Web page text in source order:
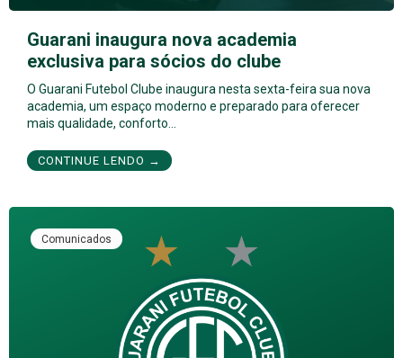
Guarani inaugura nova academia
exclusiva para sócios do clube
O Guarani Futebol Clube inaugura nesta sexta-feira sua nova
academia, um espaço moderno e preparado para oferecer
mais qualidade, conforto…
CONTINUE LENDO →
Comunicados